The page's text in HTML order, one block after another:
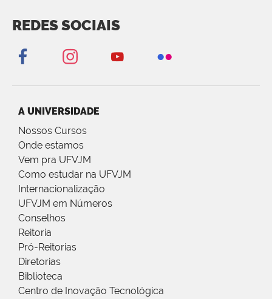
REDES SOCIAIS
A UNIVERSIDADE
Nossos Cursos
Onde estamos
Vem pra UFVJM
Como estudar na UFVJM
Internacionalização
UFVJM em Números
Conselhos
Reitoria
Pró-Reitorias
Diretorias
Biblioteca
Centro de Inovação Tecnológica